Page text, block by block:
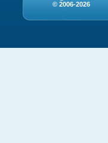
© 2006-2026